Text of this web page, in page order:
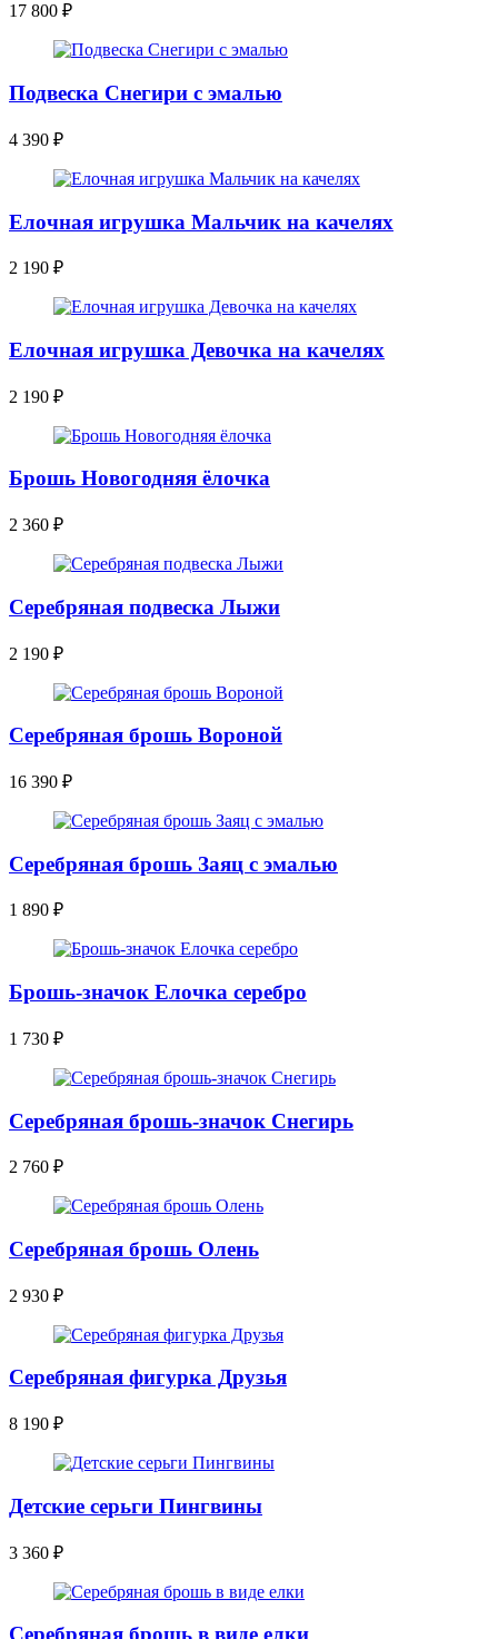
17 800 ₽
Подвеска Снегири с эмалью
4 390 ₽
Елочная игрушка Мальчик на качелях
2 190 ₽
Елочная игрушка Девочка на качелях
2 190 ₽
Брошь Новогодняя ёлочка
2 360 ₽
Серебряная подвеска Лыжи
2 190 ₽
Серебряная брошь Вороной
16 390 ₽
Серебряная брошь Заяц с эмалью
1 890 ₽
Брошь-значок Елочка серебро
1 730 ₽
Серебряная брошь-значок Снегирь
2 760 ₽
Серебряная брошь Олень
2 930 ₽
Серебряная фигурка Друзья
8 190 ₽
Детские серьги Пингвины
3 360 ₽